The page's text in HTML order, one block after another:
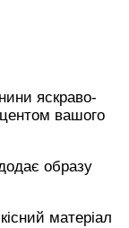
яскраво-
вашого
образу
матеріал